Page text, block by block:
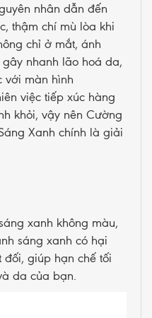
nhân dẫn đến
thậm chí mù lòa khi
chỉ ở mắt, ánh
nhanh lão hoá da,
với màn hình
việc tiếp xúc hàng
khỏi, vậy nên Cường
Xanh chính là giải
xanh không màu,
sáng xanh có hại
đối, giúp hạn chế tối
da của bạn.